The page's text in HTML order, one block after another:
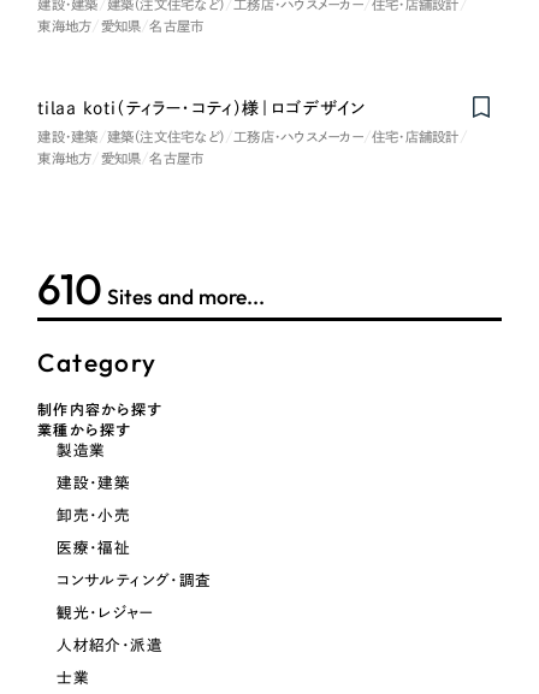
オレンジ・橙色
イエロー・黄色
グリーン・緑色
パープル・紫色
ピンク・桃色
カラフル・多色
610 Sites and more...
Category
制作内容から探す
業種から探す
製造業
建設・建築
卸売・小売
医療・福祉
コンサルティング・調査
観光・レジャー
人材紹介・派遣
士業
建設・建築 建築（注文住宅など） 工務店・ハウスメーカー
住宅・店舗設計
東海地方
愛知県 名古屋市
tilaa koti（ティラー・コティ）様｜ロゴデザイン
建設・建築 建築（注文住宅など） 工務店・ハウスメーカー
住宅・店舗設計
東海地方
愛知県 名古屋市